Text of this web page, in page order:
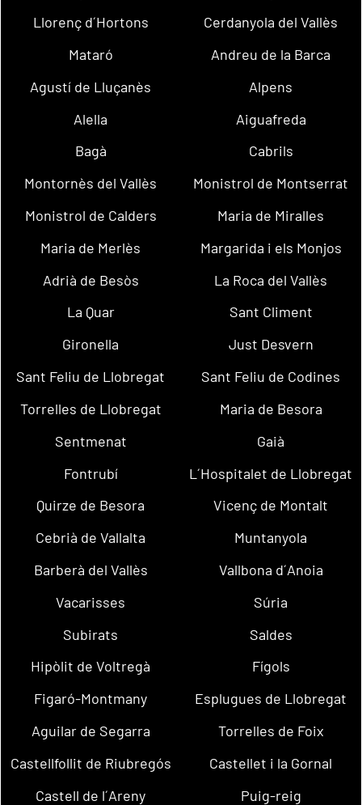
Llorenç d´Hortons
Cerdanyola del Vallès
Mataró
Andreu de la Barca
Agustí de Lluçanès
Alpens
Alella
Aiguafreda
Bagà
Cabrils
Montornès del Vallès
Monistrol de Montserrat
Monistrol de Calders
Maria de Miralles
Maria de Merlès
Margarida i els Monjos
Adrià de Besòs
La Roca del Vallès
La Quar
Sant Climent
Gironella
Just Desvern
Sant Feliu de Llobregat
Sant Feliu de Codines
Torrelles de Llobregat
Maria de Besora
Sentmenat
Gaià
Fontrubí
L´Hospitalet de Llobregat
Quirze de Besora
Vicenç de Montalt
Cebrià de Vallalta
Muntanyola
Barberà del Vallès
Vallbona d´Anoia
Vacarisses
Súria
Subirats
Saldes
Hipòlit de Voltregà
Fígols
Figaró-Montmany
Esplugues de Llobregat
Aguilar de Segarra
Torrelles de Foix
Castellfollit de Riubregós
Castellet i la Gornal
Castell de l´Areny
Puig-reig